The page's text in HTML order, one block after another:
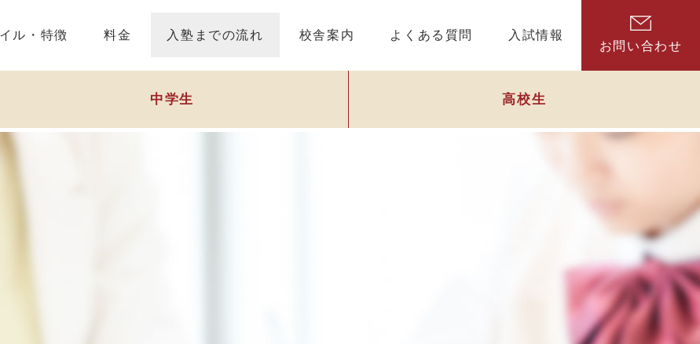
ル・特徴 料金 入塾までの流れ 校舎案内 よくある質問
入試情報
お問い合わせ
中学生 高校生